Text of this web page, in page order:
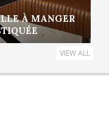
À MANGER
VIEW ALL